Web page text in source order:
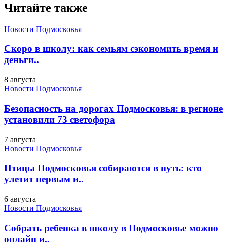
Читайте также
Новости Подмосковья
Скоро в школу: как семьям сэкономить время и
деньги..
8 августа
Новости Подмосковья
Безопасность на дорогах Подмосковья: в регионе
установили 73 светофора
7 августа
Новости Подмосковья
Птицы Подмосковья собираются в путь: кто
улетит первым и..
6 августа
Новости Подмосковья
Собрать ребенка в школу в Подмосковье можно
онлайн и..